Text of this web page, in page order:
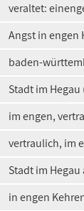
veraltet:
Angst in engen
baden-
Stadt im
im engen,
vertraulich, im
Stadt im
in engen